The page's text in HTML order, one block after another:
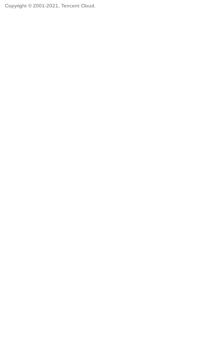
Copyright © 2001-2021, Tencent Cloud.